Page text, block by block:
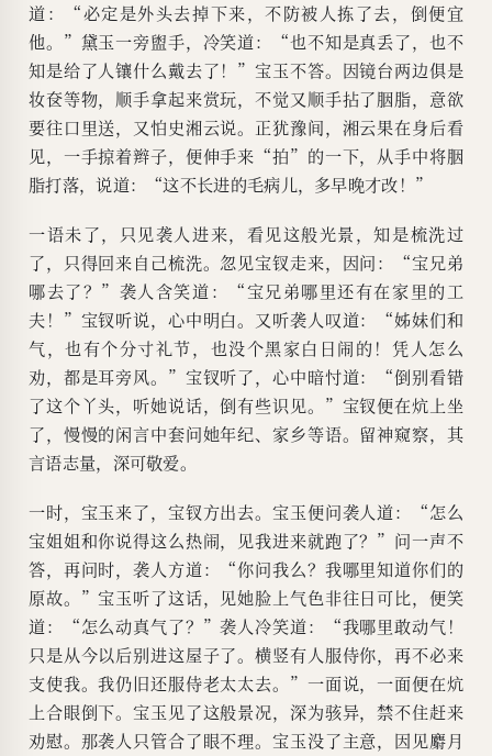
道：“必定是外头去掉下来，不防被人拣了去，倒便宜
他。”黛玉一旁盥手，冷笑道：“也不知是真丢了，也不
知是给了人镶什么戴去了！”宝玉不答。因镜台两边俱是
妆奁等物，顺手拿起来赏玩，不觉又顺手拈了胭脂，意欲
要往口里送，又怕史湘云说。正犹豫间，湘云果在身后看
见，一手掠着辫子，便伸手来“拍”的一下，从手中将胭
脂打落，说道：“这不长进的毛病儿，多早晚才改！”
一语未了，只见袭人进来，看见这般光景，知是梳洗过
了，只得回来自己梳洗。忽见宝钗走来，因问：“宝兄弟
哪去了？”袭人含笑道：“宝兄弟哪里还有在家里的工
夫！”宝钗听说，心中明白。又听袭人叹道：“姊妹们和
气，也有个分寸礼节，也没个黑家白日闹的！凭人怎么
劝，都是耳旁风。”宝钗听了，心中暗忖道：“倒别看错
了这个丫头，听她说话，倒有些识见。”宝钗便在炕上坐
了，慢慢的闲言中套问她年纪、家乡等语。留神窥察，其
言语志量，深可敬爱。
一时，宝玉来了，宝钗方出去。宝玉便问袭人道：“怎么
宝姐姐和你说得这么热闹，见我进来就跑了？”问一声不
答，再问时，袭人方道：“你问我么？我哪里知道你们的
原故。”宝玉听了这话，见她脸上气色非往日可比，便笑
道：“怎么动真气了？”袭人冷笑道：“我哪里敢动气！
只是从今以后别进这屋子了。横竖有人服侍你，再不必来
支使我。我仍旧还服侍老太太去。”一面说，一面便在炕
上合眼倒下。宝玉见了这般景况，深为骇异，禁不住赶来
劝慰。那袭人只管合了眼不理。宝玉没了主意，因见麝月